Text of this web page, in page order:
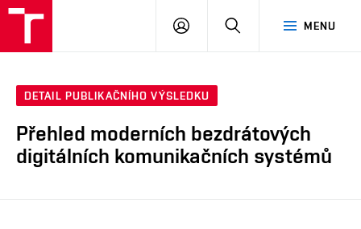
MENU
PŘIHLÁSIT
DETAIL PUBLIKAČNÍHO VÝSLEDKU
Přehled moderních bezdrátových
digitálních komunikačních systémů